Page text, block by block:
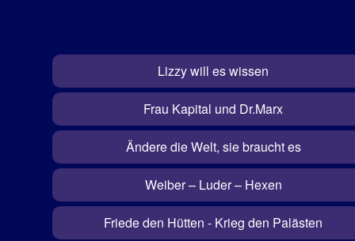
Lizzy will es wissen
Frau Kapital und Dr.Marx
Ändere die Welt, sie braucht es
Weiber – Luder – Hexen
Friede den Hütten - Krieg den Palästen